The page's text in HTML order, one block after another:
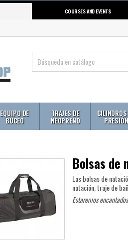
COURSES AND EVENTS
EQUIPO DE
BUCEO
TRAJES DE
NEOPRENO PRESIÓN
Bolsas de
Las bolsas de
natación, traje de
Estaremos